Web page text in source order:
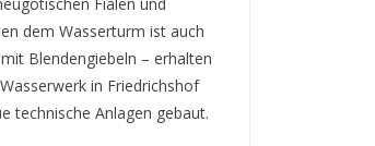
dem Wasserturm ist auch
Blendengiebeln – erhalten
in Friedrichshof
technische Anlagen gebaut.